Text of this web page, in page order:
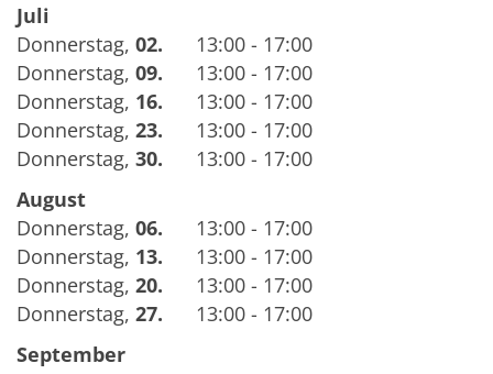
Juli
Donnerstag, 02.
13:00 - 17:00
Donnerstag, 09.
13:00 - 17:00
Donnerstag, 16.
13:00 - 17:00
Donnerstag, 23.
13:00 - 17:00
Donnerstag, 30.
13:00 - 17:00
August
Donnerstag, 06.
13:00 - 17:00
Donnerstag, 13.
13:00 - 17:00
Donnerstag, 20.
13:00 - 17:00
Donnerstag, 27.
13:00 - 17:00
September